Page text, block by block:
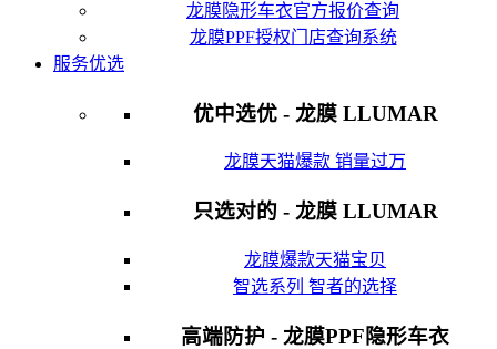
龙膜隐形车衣官方报价查询
龙膜PPF授权门店查询系统
服务优选
优中选优 - 龙膜 LLUMAR
龙膜天猫爆款 销量过万
只选对的 - 龙膜 LLUMAR
龙膜爆款天猫宝贝
智选系列 智者的选择
高端防护 - 龙膜PPF隐形车衣